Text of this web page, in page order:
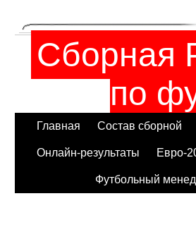
Сборная
по
Главная Состав сборной
Онлайн-результаты Евро-
Футбольный